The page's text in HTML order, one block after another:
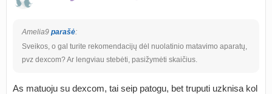
Amelia9 parašė:
Sveikos, o gal turite rekomendacijų dėl nuolatinio matavimo aparatų,
pvz dexcom? Ar lengviau stebėti, pasižymėti skaičius.
As matuoju su dexcom, tai seip patogu, bet truputi uzknisa kol